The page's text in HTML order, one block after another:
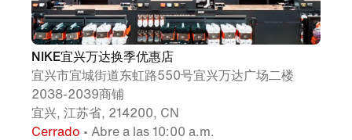
NIKE宜兴万达换季优惠店
宜兴市宜城街道东虹路550号宜兴万达广场二楼
2038-2039商铺
宜兴, 江苏省, 214200, CN
Cerrado • Abre a las 10:00 a.m.